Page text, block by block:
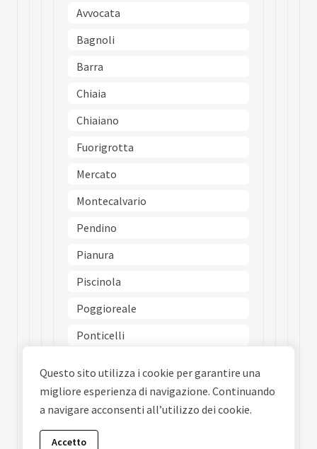
Avvocata
Bagnoli
Barra
Chiaia
Chiaiano
Fuorigrotta
Mercato
Montecalvario
Pendino
Pianura
Piscinola
Poggioreale
Ponticelli
Posillipo
San Carlo Allarena
San Ferdinando
Questo sito utilizza i cookie per garantire una
migliore esperienza di navigazione. Continuando
a navigare acconsenti all’utilizzo dei cookie.
Accetto